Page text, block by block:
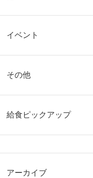
イベント
その他
給食ピックアップ
アーカイブ